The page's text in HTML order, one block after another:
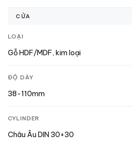
CỬA
LOẠI
Gỗ HDF/MDF, kim loại
ĐỘ DÀY
38-110mm
CYLINDER
Châu Âu DIN 30+30